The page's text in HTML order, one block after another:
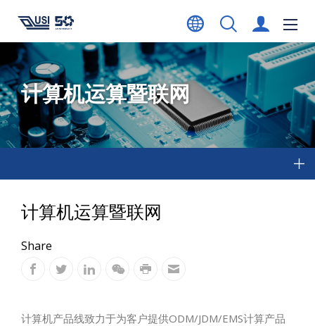
计算机运算暨联网
计算机运算暨联网
Share
计算机产品线致力于为客户提供ODM/JDM/EMS计算产品